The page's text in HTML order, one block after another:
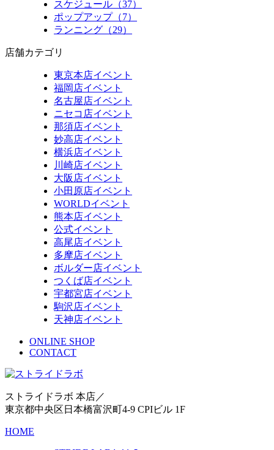
スケジュール（37）
ポップアップ（7）
ランニング（29）
店舗カテゴリ
東京本店イベント
福岡店イベント
名古屋店イベント
ニセコ店イベント
那須店イベント
妙高店イベント
横浜店イベント
川崎店イベント
大阪店イベント
小田原店イベント
WORLDイベント
熊本店イベント
公式イベント
高尾店イベント
多摩店イベント
ボルダー店イベント
つくば店イベント
宇都宮店イベント
駒沢店イベント
天神店イベント
ONLINE SHOP
CONTACT
ストライドラボ 本店／
東京都中央区日本橋富沢町4-9 CPIビル 1F
HOME